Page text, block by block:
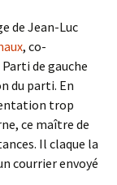
de Jean-Luc
, co-
de gauche
du parti. En
trop
ce maître de
Il claque la
courrier envoyé